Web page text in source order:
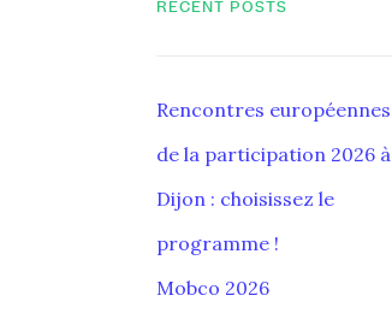
RECENT POSTS
Rencontres européennes
de la participation 2026 à
Dijon : choisissez le
programme !
Mobco 2026